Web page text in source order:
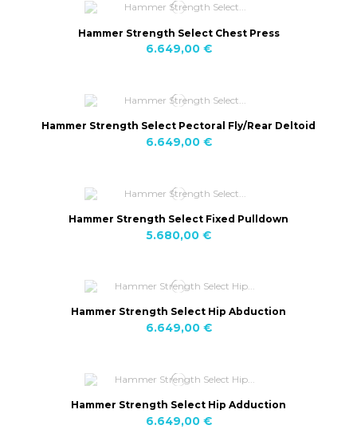
Hammer Strength Select Chest Press
6.649,00 €
Hammer Strength Select Pectoral Fly/Rear Deltoid
6.649,00 €
Hammer Strength Select Fixed Pulldown
5.680,00 €
Hammer Strength Select Hip Abduction
6.649,00 €
Hammer Strength Select Hip Adduction
6.649,00 €